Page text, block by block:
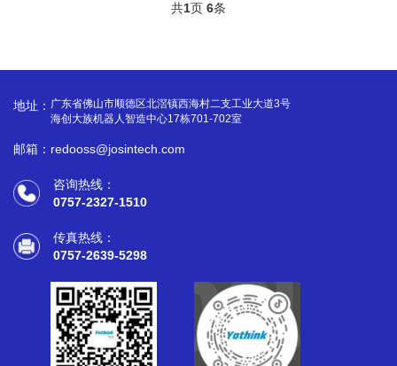
共1页 6条
地址： 广东省佛山市顺德区北滘镇西海村二支工业大道3号
海创大族机器人智造中心17栋701-702室
邮箱：redooss@josintech.com
咨询热线：
0757-2327-1510
传真热线：
0757-2639-5298